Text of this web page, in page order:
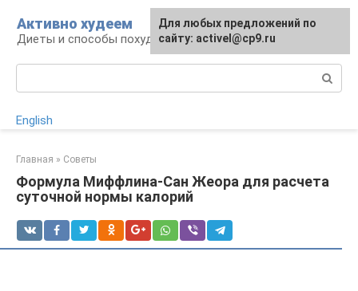
контенту
Активно худеем
Диеты и способы похудения
English
Главная » Советы
Формула Миффлина-Сан Жеора для расчета
суточной нормы калорий
Для любых предложений по
сайту: activel@cp9.ru